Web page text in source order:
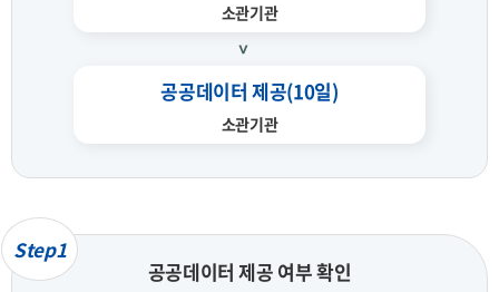
소관기관
공공데이터 제공(10일)
소관기관
Step1
공공데이터 제공 여부 확인